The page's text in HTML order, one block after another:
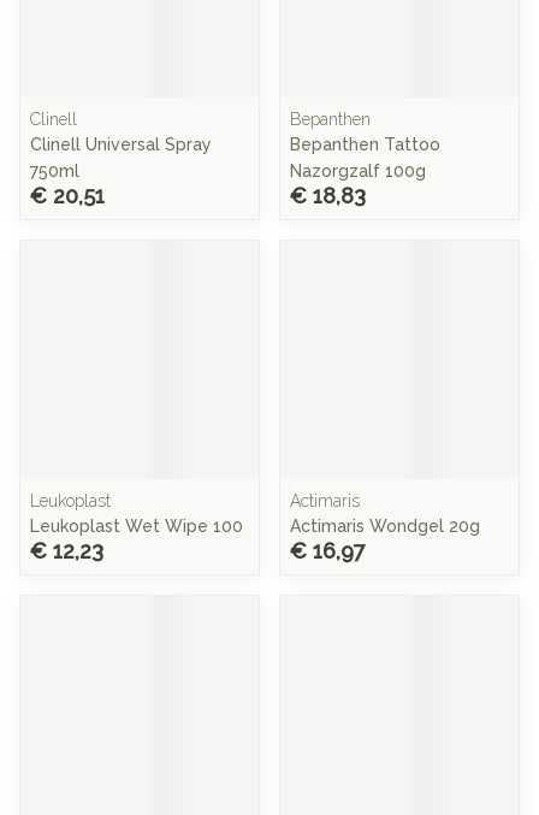
Clinell
Clinell Universal Spray
750ml
€ 20,51
Bepanthen
Bepanthen Tattoo
Nazorgzalf 100g
€ 18,83
Leukoplast
Leukoplast Wet Wipe 100
€ 12,23
Actimaris
Actimaris Wondgel 20g
€ 16,97